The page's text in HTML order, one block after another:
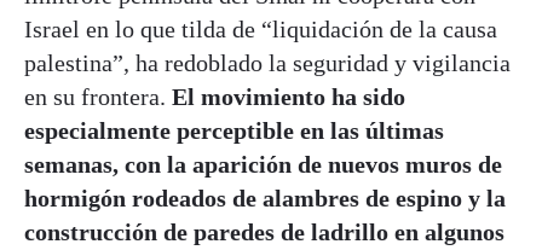
Israel en lo que tilda de “liquidación de la causa
palestina”, ha redoblado la seguridad y vigilancia
en su frontera. El movimiento ha sido
especialmente perceptible en las últimas
semanas, con la aparición de nuevos muros de
hormigón rodeados de alambres de espino y la
construcción de paredes de ladrillo en algunos